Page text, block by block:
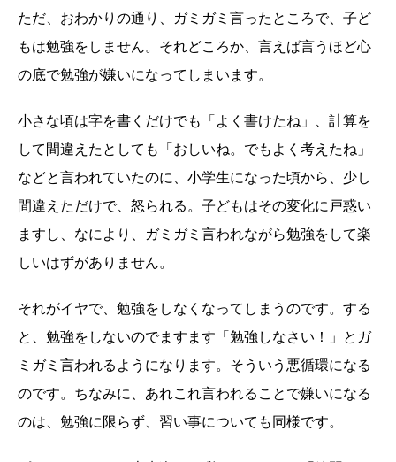
ただ、おわかりの通り、ガミガミ言ったところで、子ど
もは勉強をしません。それどころか、言えば言うほど心
の底で勉強が嫌いになってしまいます。
小さな頃は字を書くだけでも「よく書けたね」、計算を
して間違えたとしても「おしいね。でもよく考えたね」
などと言われていたのに、小学生になった頃から、少し
間違えただけで、怒られる。子どもはその変化に戸惑い
ますし、なにより、ガミガミ言われながら勉強をして楽
しいはずがありません。
それがイヤで、勉強をしなくなってしまうのです。する
と、勉強をしないのでますます「勉強しなさい！」とガ
ミガミ言われるようになります。そういう悪循環になる
のです。ちなみに、あれこれ言われることで嫌いになる
のは、勉強に限らず、習い事についても同様です。